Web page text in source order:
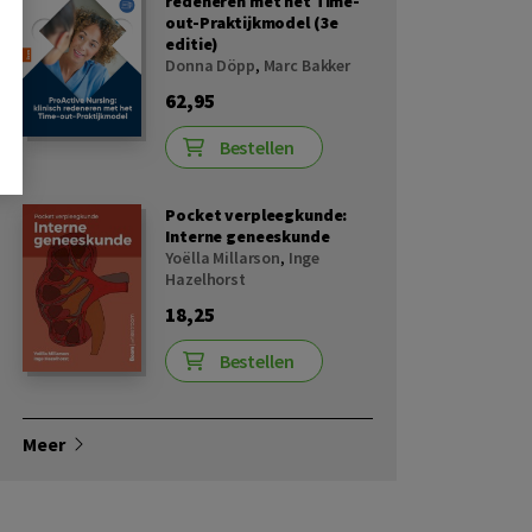
out-Praktijkmodel (3e
editie)
Donna Döpp, Marc Bakker
62,95
Bestellen
Pocket verpleegkunde:
Interne geneeskunde
Yoëlla Millarson, Inge
Hazelhorst
18,25
Bestellen
Meer